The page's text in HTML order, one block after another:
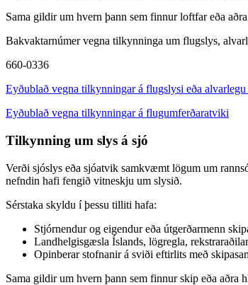
Sama gildir um hvern þann sem finnur loftfar eða
Bakvaktarnúmer vegna tilkynninga um flugslys,
660-0336
Eyðublað vegna tilkynningar á flugslysi eða
Eyðublað vegna tilkynningar á flugumferðaratviki
Tilkynning um slys á sjó
Verði sjóslys eða sjóatvik samkvæmt lögum um
nefndin hafi fengið vitneskju um slysið.
Sérstaka skyldu í þessu tilliti hafa:
Stjórnendur og eigendur eða útgerðarmenn
Landhelgisgæsla Íslands, lögregla,
Opinberar stofnanir á sviði eftirlits með
Sama gildir um hvern þann sem finnur skip eða aðra